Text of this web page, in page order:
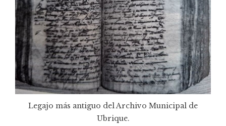
Legajo más antiguo del Archivo Municipal de
Ubrique.